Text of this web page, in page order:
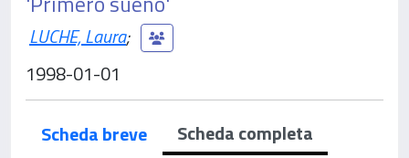
LUCHE, Laura;
1998-01-01
Scheda breve
Scheda completa